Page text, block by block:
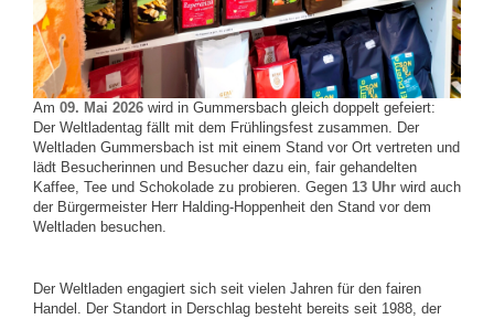
Am 09. Mai 2026 wird in Gummersbach gleich doppelt gefeiert:
Der Weltladentag fällt mit dem Frühlingsfest zusammen. Der
Weltladen Gummersbach ist mit einem Stand vor Ort vertreten und
lädt Besucherinnen und Besucher dazu ein, fair gehandelten
Kaffee, Tee und Schokolade zu probieren. Gegen 13 Uhr wird auch
der Bürgermeister Herr Halding-Hoppenheit den Stand vor dem
Weltladen besuchen.
Der Weltladen engagiert sich seit vielen Jahren für den fairen
Handel. Der Standort in Derschlag besteht bereits seit 1988, der